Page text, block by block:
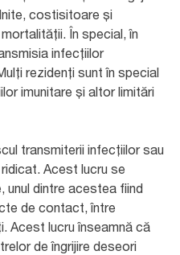
costisitoare și
În special, în
infecțiilor
rezidenți sunt în special
imunitare și altor limitări
transmiterii infecțiilor sau
Acest lucru se
unul dintre acestea fiind
de contact, între
Acest lucru înseamnă că
de îngrijire deseori